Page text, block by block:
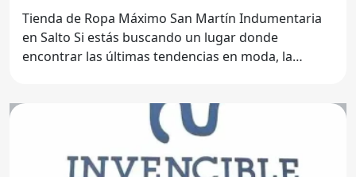
Tienda de Ropa Máximo San Martín Indumentaria
en Salto Si estás buscando un lugar donde
encontrar las últimas tendencias en moda, la